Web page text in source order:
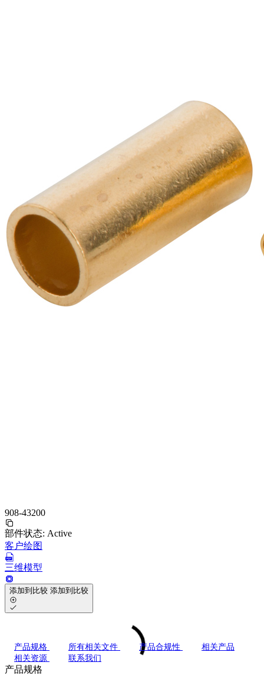
908-43200
部件状态: Active
客户绘图
三维模型
添加到比较 添加到比较
产品规格 所有相关文件 产品合规性
相关产品
相关资源
联系我们
产品规格